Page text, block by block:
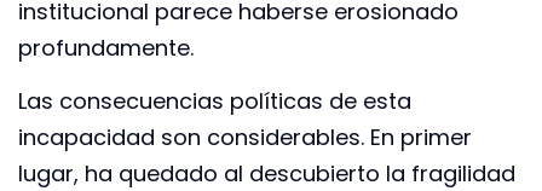
institucional parece haberse erosionado
profundamente.
Las consecuencias políticas de esta
incapacidad son considerables. En primer
lugar, ha quedado al descubierto la fragilidad